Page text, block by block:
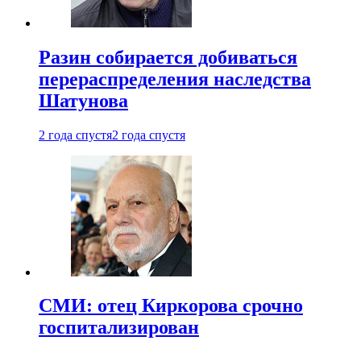
Разин собирается добиваться
перераспределения наследства
Шатунова
2 года спустя2 года спустя
СМИ: отец Киркорова срочно
госпитализирован